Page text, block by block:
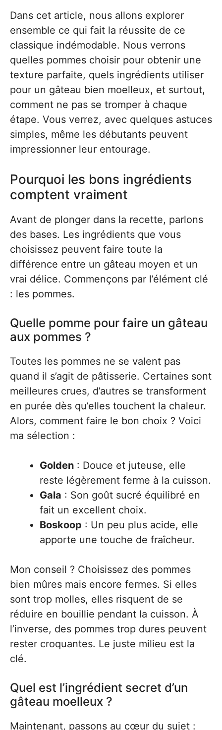
Dans cet article, nous allons explorer
ensemble ce qui fait la réussite de ce
classique indémodable. Nous verrons
quelles pommes choisir pour obtenir une
texture parfaite, quels ingrédients utiliser
pour un gâteau bien moelleux, et surtout,
comment ne pas se tromper à chaque
étape. Vous verrez, avec quelques astuces
simples, même les débutants peuvent
impressionner leur entourage.
Pourquoi les bons ingrédients
comptent vraiment
Avant de plonger dans la recette, parlons
des bases. Les ingrédients que vous
choisissez peuvent faire toute la
différence entre un gâteau moyen et un
vrai délice. Commençons par l’élément clé
: les pommes.
Quelle pomme pour faire un gâteau
aux pommes ?
Toutes les pommes ne se valent pas
quand il s’agit de pâtisserie. Certaines sont
meilleures crues, d’autres se transforment
en purée dès qu’elles touchent la chaleur.
Alors, comment faire le bon choix ? Voici
ma sélection :
Golden : Douce et juteuse, elle
reste légèrement ferme à la cuisson.
Gala : Son goût sucré équilibré en
fait un excellent choix.
Boskoop : Un peu plus acide, elle
apporte une touche de fraîcheur.
Mon conseil ? Choisissez des pommes
bien mûres mais encore fermes. Si elles
sont trop molles, elles risquent de se
réduire en bouillie pendant la cuisson. À
l’inverse, des pommes trop dures peuvent
rester croquantes. Le juste milieu est la
clé.
Quel est l’ingrédient secret d’un
gâteau moelleux ?
Maintenant, passons au cœur du sujet :